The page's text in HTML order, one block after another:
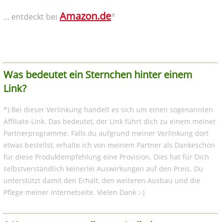
... entdeckt bei Amazon.de*
Was bedeutet ein Sternchen hinter einem
Link?
*) Bei dieser Verlinkung handelt es sich um einen sogenannten
Affiliate-Link. Das bedeutet, der Link führt dich zu einem meiner
Partnerprogramme. Falls du aufgrund meiner Verlinkung dort
etwas bestellst, erhalte ich von meinem Partner als Dankeschön
für diese Produktempfehlung eine Provision. Dies hat für Dich
selbstverständlich keinerlei Auswirkungen auf den Preis. Du
unterstützt damit den Erhalt, den weiteren Ausbau und die
Pflege meiner Internetseite. Vielen Dank :-)